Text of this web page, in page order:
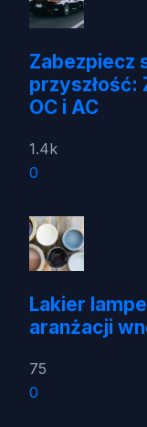
Zabezpiecz
przyszłość:
OC i AC
1.4k
0
Lakier
aranżacji
75
0